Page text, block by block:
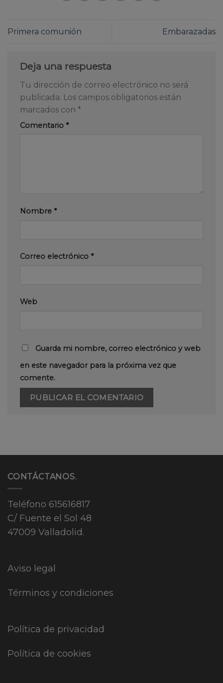
Primera comunión Embarazadas
Deja una respuesta
Tu dirección de correo electrónico no será
publicada. Los campos obligatorios están
marcados con *
Comentario *
Nombre *
Correo electrónico *
Web
Guarda mi nombre, correo electrónico y web
en este navegador para la próxima vez que
comente.
CONTÁCTANOS.
Teléfono 615616817
C/ Fuente el Sol 48
47009 Valladolid.
Aviso legal
Términos y condiciones
Política de privacidad
Política de cookies